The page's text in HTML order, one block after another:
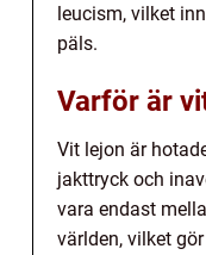
leucism, vilket
päls.
Varför är
Vit lejon är
jakttryck och
vara endast
världen, vilket